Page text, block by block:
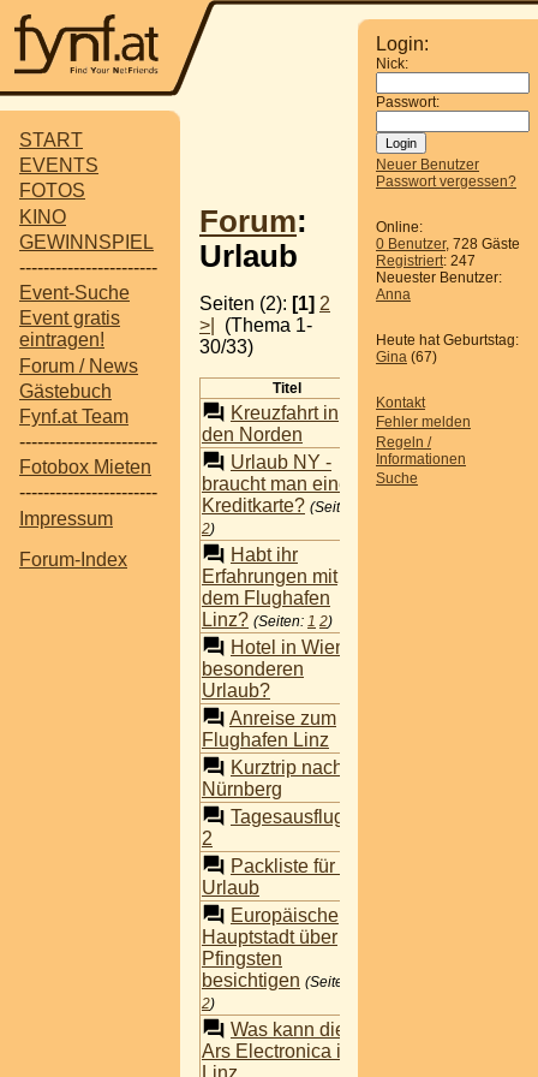
START
EVENTS
FOTOS
KINO
GEWINNSPIEL
-----------------------
Event-Suche
Event gratis
eintragen!
Forum / News
Gästebuch
Fynf.at Team
-----------------------
Fotobox Mieten
-----------------------
Impressum
Forum-Index
Login:
Nick:
Passwort:
Neuer Benutzer
Passwort vergessen?
Online:
0 Benutzer, 728 Gäste
Registriert: 247
Neuester Benutzer:
Anna
Heute hat Geburtstag:
Gina (67)
Kontakt
Fehler melden
Regeln /
Informationen
Suche
Forum:
Urlaub
Seiten (2): [1] 2
>|
(Thema 1-
30/33)
Titel
Kreuzfahrt in
den Norden
(fuzzimaus)
Urlaub NY -
braucht man eine
Kreditkarte? (Seiten:
2)
Habt ihr
Erfahrungen mit
dem Flughafen
Linz? (Seiten: 1 2)
Hotel in Wien für
besonderen
Urlaub?
Anreise zum
Flughafen Linz
Kurztrip nach
Nürnberg
Tagesausflug zu
2
Packliste für den
Urlaub
Europäische
Hauptstadt über
Pfingsten
besichtigen (Seiten:
2)
Was kann die
Ars Electronica in
Linz